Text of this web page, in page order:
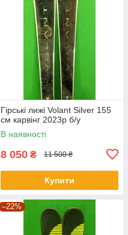
Гірські лижі Volant Silver 155
см карвінг 2023p б/у
В наявності
8 050 ₴ 11 500 ₴
Купити
–22%